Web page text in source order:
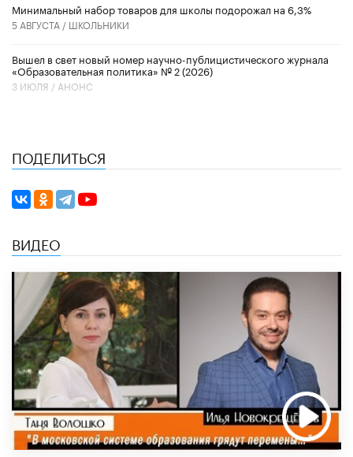
Минимальный набор товаров для школы подорожал на 6,3%
5 АВГУСТА / ШКОЛЬНИКИ
Вышел в свет новый номер научно-публицистического журнала
«Образовательная политика» № 2 (2026)
3 ИЮЛЯ / АНОНС
ПОДЕЛИТЬСЯ
ВИДЕО